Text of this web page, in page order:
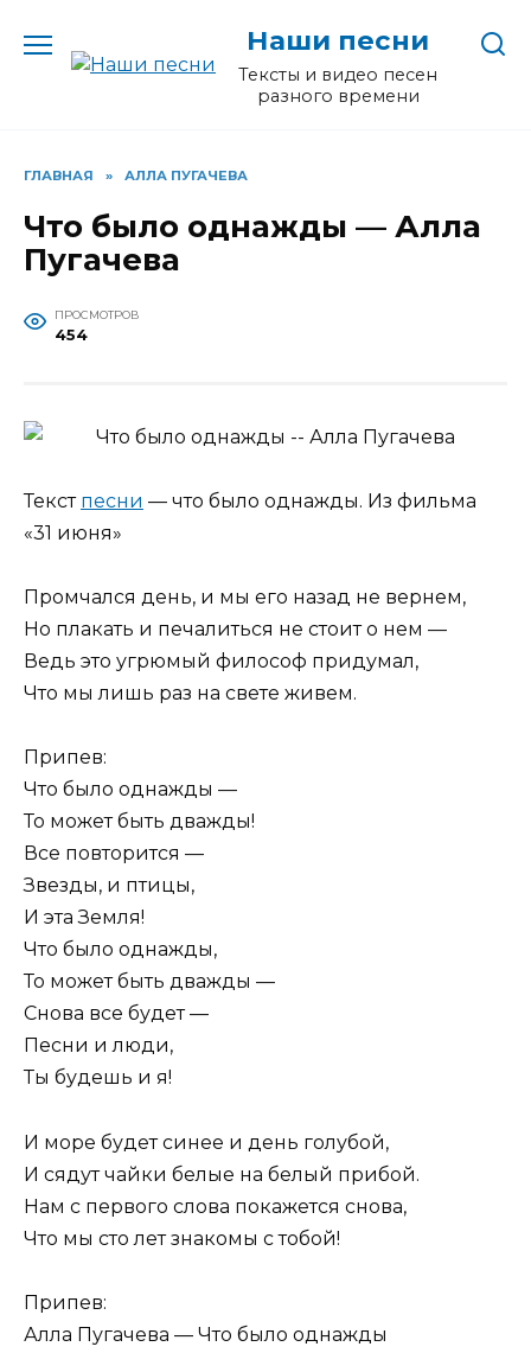
содержанию
Наши песни
Тексты и видео песен
разного времени
ГЛАВНАЯ » АЛЛА ПУГАЧЕВА
Что было однажды — Алла
Пугачева
ПРОСМОТРОВ
454
Текст песни — что было однажды. Из фильма
«31 июня»
Промчался день, и мы его назад не вернем,
Но плакать и печалиться не стоит о нем —
Ведь это угрюмый философ придумал,
Что мы лишь раз на свете живем.
Припев:
Что было однажды —
То может быть дважды!
Все повторится —
Звезды, и птицы,
И эта Земля!
Что было однажды,
То может быть дважды —
Снова все будет —
Песни и люди,
Ты будешь и я!
И море будет синее и день голубой,
И сядут чайки белые на белый прибой.
Нам с первого слова покажется снова,
Что мы сто лет знакомы с тобой!
Припев:
Алла Пугачева — Что было однажды